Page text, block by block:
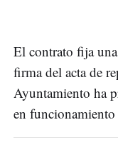
El contrato fija
firma del acta de
Ayuntamiento ha
en funcionamiento